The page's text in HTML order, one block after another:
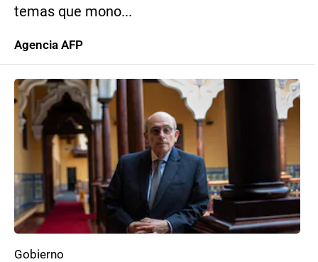
temas que mono...
Agencia AFP
Gobierno